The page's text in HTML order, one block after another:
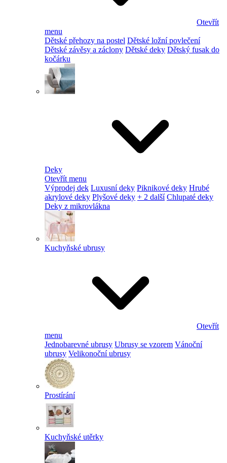
Otevřít
menu
Dětské přehozy na postel Dětské ložní povlečení
Dětské závěsy a záclony Dětské deky Dětský fusak do
kočárku
Deky
Otevřít menu
Výprodej dek Luxusní deky Piknikové deky Hrubé
akrylové deky Plyšové deky + 2 další Chlupaté deky
Deky z mikrovlákna
Kuchyňské ubrusy
Otevřít
menu
Jednobarevné ubrusy Ubrusy se vzorem Vánoční
ubrusy Velikonoční ubrusy
Prostírání
Kuchyňské utěrky